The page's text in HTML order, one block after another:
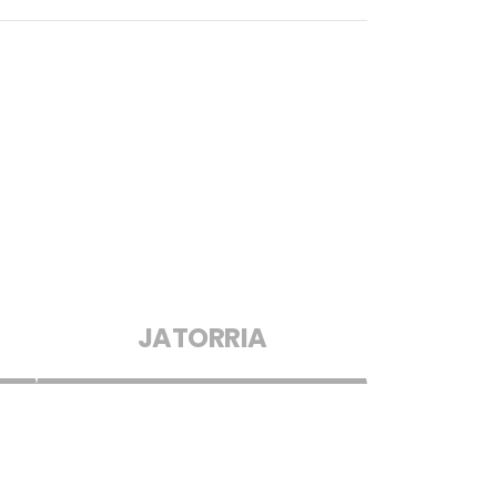
JATORRIA